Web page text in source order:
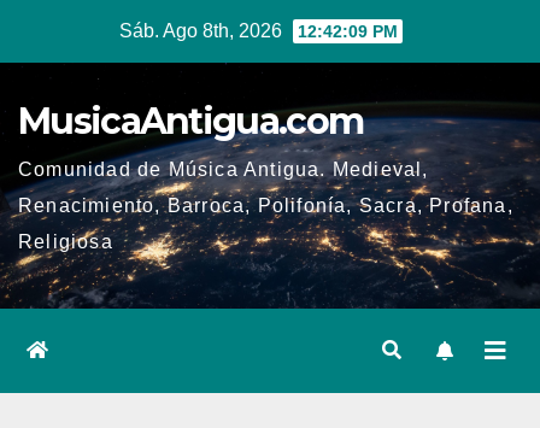
Sáb. Ago 8th, 2026 12:42:09 PM
MusicaAntigua.com
Comunidad de Música Antigua. Medieval,
Renacimiento, Barroca, Polifonía, Sacra, Profana,
Religiosa